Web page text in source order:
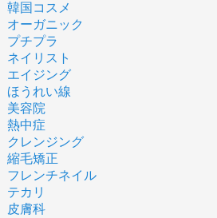
韓国コスメ
オーガニック
プチプラ
ネイリスト
エイジング
ほうれい線
美容院
熱中症
クレンジング
縮毛矯正
フレンチネイル
テカリ
皮膚科